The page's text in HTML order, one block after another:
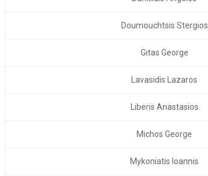
Doumouchtsis Stergios
Gitas George
Lavasidis Lazaros
Liberis Anastasios
Michos George
Mykoniatis Ioannis